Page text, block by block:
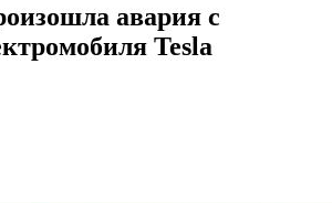
авария с
Tesla